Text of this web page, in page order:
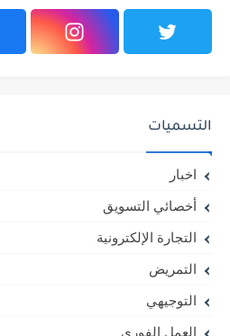
التسميات
اخبار
أخصائي التسويق
التجارة الإلكترونية
التمريض
التوجيهي
العمل الفوري